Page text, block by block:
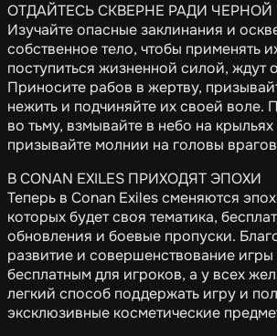
ОТДАЙТЕСЬ СКВЕРНЕ РАДИ
Изучайте опасные заклинания и
собственное тело, чтобы применять
поступиться жизненной силой, ждут
Приносите рабов в жертву,
нежить и подчиняйте их своей воле.
во тьму, взмывайте в небо на
призывайте молнии на головы
В CONAN EXILES ПРИХОДЯТ ЭПОХИ
Теперь в Conan Exiles сменяются
которых будет своя тематика,
обновления и боевые пропуски.
развитие и совершенствование игры
бесплатным для игроков, а у всех
легкий способ поддержать игру и
эксклюзивные косметические